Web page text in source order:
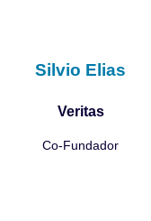
Silvio Elias
Veritas
Co-Fundador